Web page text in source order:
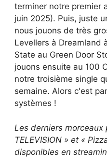
terminer notre premier
juin 2025). Puis, juste
nous jouons de très
Levellers à Dreamland
State au Green Door
jouons ensuite au 100
notre troisième single
semaine. Alors c'est
systèmes !
Les derniers morceaux
TELEVISION » et «
disponibles en